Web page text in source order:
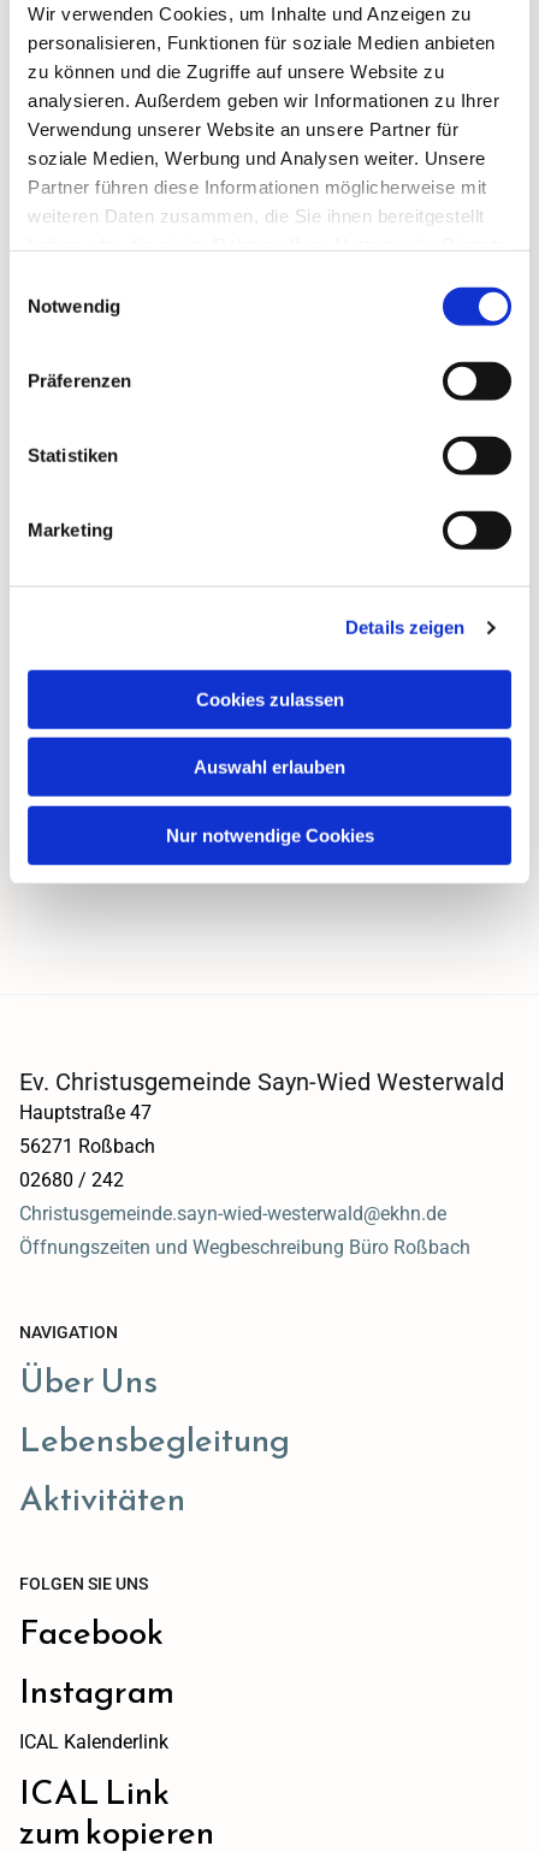
Wir verwenden Cookies, um Inhalte und Anzeigen zu
personalisieren, Funktionen für soziale Medien anbieten
zu können und die Zugriffe auf unsere Website zu
analysieren. Außerdem geben wir Informationen zu Ihrer
Verwendung unserer Website an unsere Partner für
soziale Medien, Werbung und Analysen weiter. Unsere
Partner führen diese Informationen möglicherweise mit
weiteren Daten zusammen, die Sie ihnen bereitgestellt
Notwendig
Präferenzen
Statistiken
Marketing
Details zeigen
Cookies zulassen
Auswahl erlauben
Nur notwendige Cookies
Dies könnte Sie auch
Ev. Christusgemeinde Sayn-Wied Westerwald
Hauptstraße 47
56271 Roßbach
02680 / 242
Christusgemeinde.sayn-wied-westerwald@ekhn.de
Öffnungszeiten und Wegbeschreibung Büro Roßbach
NAVIGATION
Über Uns
Lebensbegleitung
Aktivitäten
FOLGEN SIE UNS
Facebook
Instagram
ICAL Kalenderlink
ICAL Link
zum kopieren